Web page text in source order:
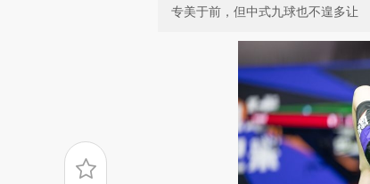
专美于前，但中式九球也不遑多让